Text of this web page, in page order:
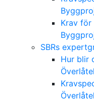
Krav för
SBRs
Hur blir